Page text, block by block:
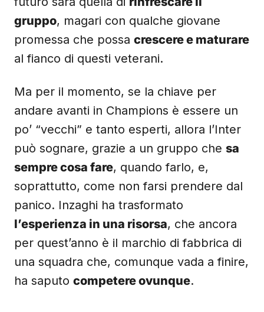
gruppo, magari con qualche giovane
promessa che possa crescere e maturare
al fianco di questi veterani.
Ma per il momento, se la chiave per
andare avanti in Champions è essere un
po’ “vecchi” e tanto esperti, allora l’Inter
può sognare, grazie a un gruppo che sa
sempre cosa fare, quando farlo, e,
soprattutto, come non farsi prendere dal
panico. Inzaghi ha trasformato
l’esperienza in una risorsa, che ancora
per quest’anno è il marchio di fabbrica di
una squadra che, comunque vada a finire,
ha saputo competere ovunque.